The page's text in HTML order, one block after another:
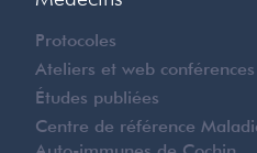
Protocoles
Ateliers et web conférences
Études publiées
Centre de référence